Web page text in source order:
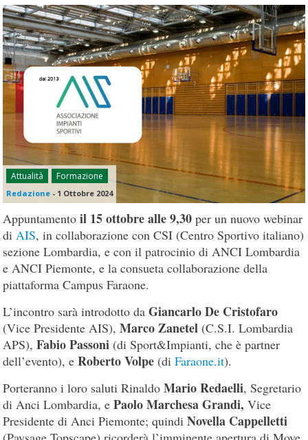
Attualità Formazione
Redazione - 1 Ottobre 2024
Appuntamentoil 15 ottobre alle 9,30 per un nuovo webinar
di AIS, in collaborazione con CSI (Centro Sportivo italiano)
sezione Lombardia, e con il patrocinio di ANCI Lombardia
e ANCI Piemonte, e la consueta collaborazione della
piattaforma Campus Faraone.
L’incontro sarà introdotto daGiancarlo De Cristofaro
(Vice Presidente AIS),Marco Zanetel (C.S.I. Lombardia
APS),Fabio Passoni (di Sport&Impianti, che è partner
dell’evento), eRoberto Volpe (diFaraone.it).
Porteranno i loro saluti RinaldoMario Redaelli, Segretario
di Anci Lombardia, ePaolo Marchesa Grandi, Vice
Presidente di Anci Piemonte; quindiNovella Cappelletti